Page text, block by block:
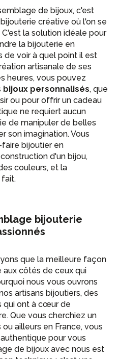
de bijoux, c'est
créative où l'on se
la solution idéale pour
la bijouterie en
de voir à quel point il est
artisanale de ses
heures, vous pouvez
bijoux personnalisés, que
ou pour offrir un cadeau
ne requiert aucun
de manipuler de belles
son imagination. Vous
bijoutier en
d'un bijou,
couleurs, et la
bijouterie
que la meilleure façon
côtés de ceux qui
nous vous ouvrons
artisans bijoutiers, des
qui ont à cœur de
Que vous cherchiez un
ailleurs en France, vous
pour vous
de bijoux avec nous est